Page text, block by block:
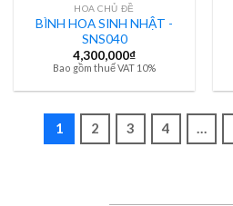
HOA CHỦ ĐỀ
BÌNH HOA SINH NHẬT -
SNS040
4,300,000₫
Bao gồm thuế VAT 10%
1 2 3 4 …